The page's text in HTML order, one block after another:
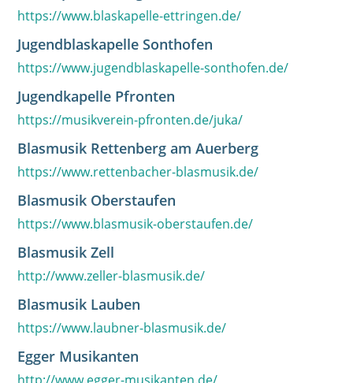
https://www.blaskapelle-ettringen.de/
Jugendblaskapelle Sonthofen
https://www.jugendblaskapelle-sonthofen.de/
Jugendkapelle Pfronten
https://musikverein-pfronten.de/juka/
Blasmusik Rettenberg am Auerberg
https://www.rettenbacher-blasmusik.de/
Blasmusik Oberstaufen
https://www.blasmusik-oberstaufen.de/
Blasmusik Zell
http://www.zeller-blasmusik.de/
Blasmusik Lauben
https://www.laubner-blasmusik.de/
Egger Musikanten